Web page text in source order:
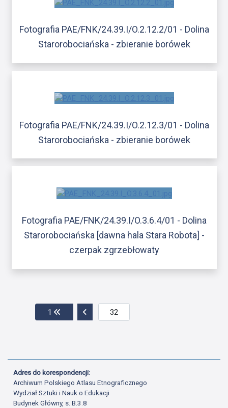
Fotografia PAE/FNK/24.39.I/O.2.12.2/01 - Dolina
Starorobociańska - zbieranie borówek
Fotografia PAE/FNK/24.39.I/O.2.12.3/01 - Dolina
Starorobociańska - zbieranie borówek
Fotografia PAE/FNK/24.39.I/O.3.6.4/01 - Dolina
Starorobociańska [dawna hala Stara Robota] -
czerpak zgrzebłowaty
1 Przejdź do pierwszej strony
Przejdź do poprzedniej strony
Adres do korespondencji:
Archiwum Polskiego Atlasu Etnograficznego
Wydział Sztuki i Nauk o Edukacji
Budynek Główny, s. B.3.8